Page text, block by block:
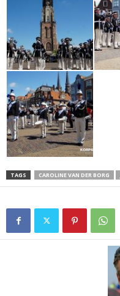
TAGS CAROLINE VAN DER BORG